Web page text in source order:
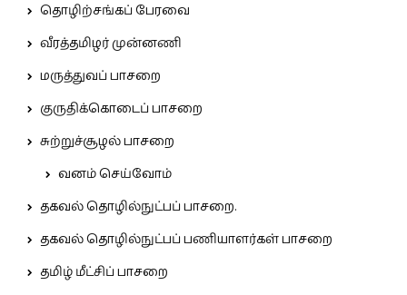
தொழிற்சங்கப் பேரவை
வீரத்தமிழர் முன்னணி
மருத்துவப் பாசறை
குருதிக்கொடைப் பாசறை
சுற்றுச்சூழல் பாசறை
வனம் செய்வோம்
தகவல் தொழில்நுட்பப் பாசறை.
தகவல் தொழில்நுட்பப் பணியாளர்கள் பாசறை
தமிழ் மீட்சிப் பாசறை